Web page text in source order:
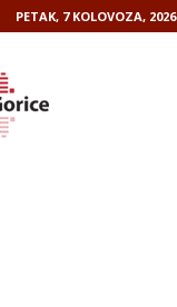
PETAK, 7 KOLOVOZA, 2026